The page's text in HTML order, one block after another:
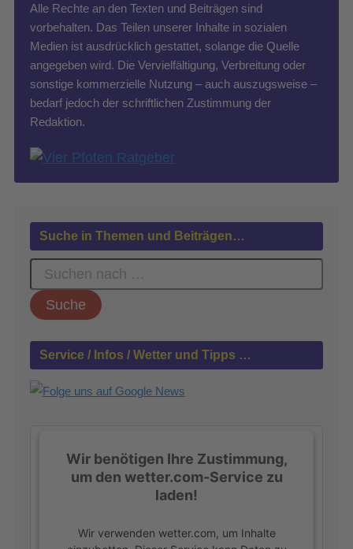
Alle Rechte an den Texten und Beiträgen sind
vorbehalten. Das Teilen unserer Inhalte in sozialen
Medien ist ausdrücklich gestattet, solange die Quelle
angegeben wird. Die Vervielfältigung, Verbreitung oder
sonstige kommerzielle Nutzung – auch auszugsweise –
bedarf jedoch der schriftlichen Zustimmung der
Redaktion.
Suche in Themen und Beiträgen…
S
c
h
n
c
Service / Infos / Wetter und Tipps …
Wir benötigen Ihre Zustimmung,
um den wetter.com-Service zu
laden!
Wir verwenden wetter.com, um Inhalte